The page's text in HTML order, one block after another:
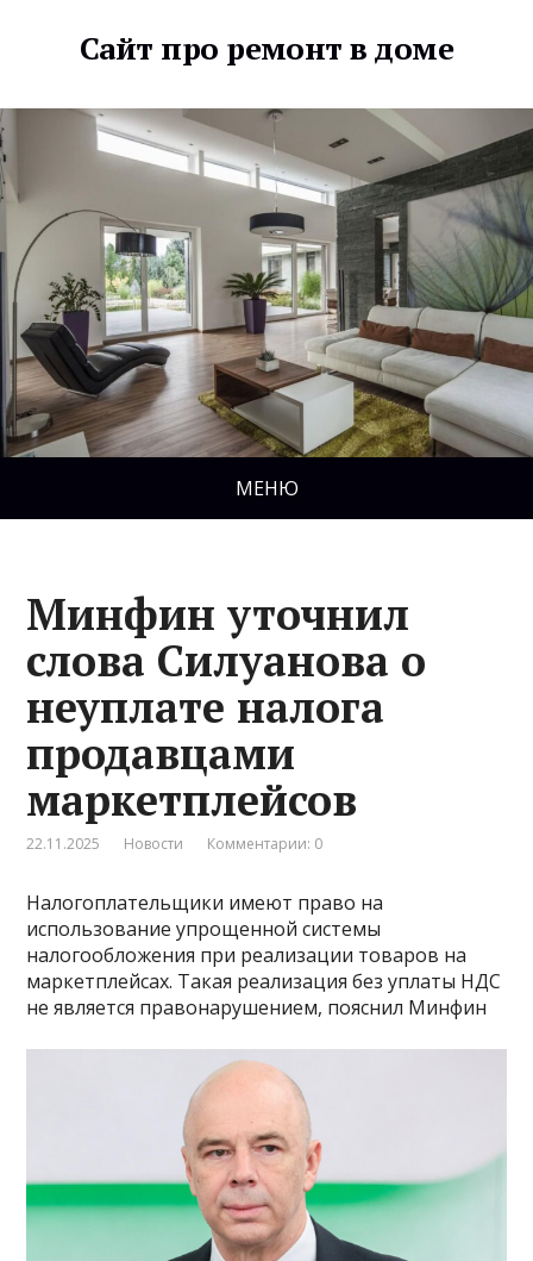
Сайт про ремонт в доме
МЕНЮ
Минфин уточнил
слова Силуанова о
неуплате налога
продавцами
маркетплейсов
22.11.2025 Новости Комментарии: 0
Налогоплательщики имеют право на
использование упрощенной системы
налогообложения при реализации товаров на
маркетплейсах. Такая реализация без уплаты НДС
не является правонарушением, пояснил Минфин